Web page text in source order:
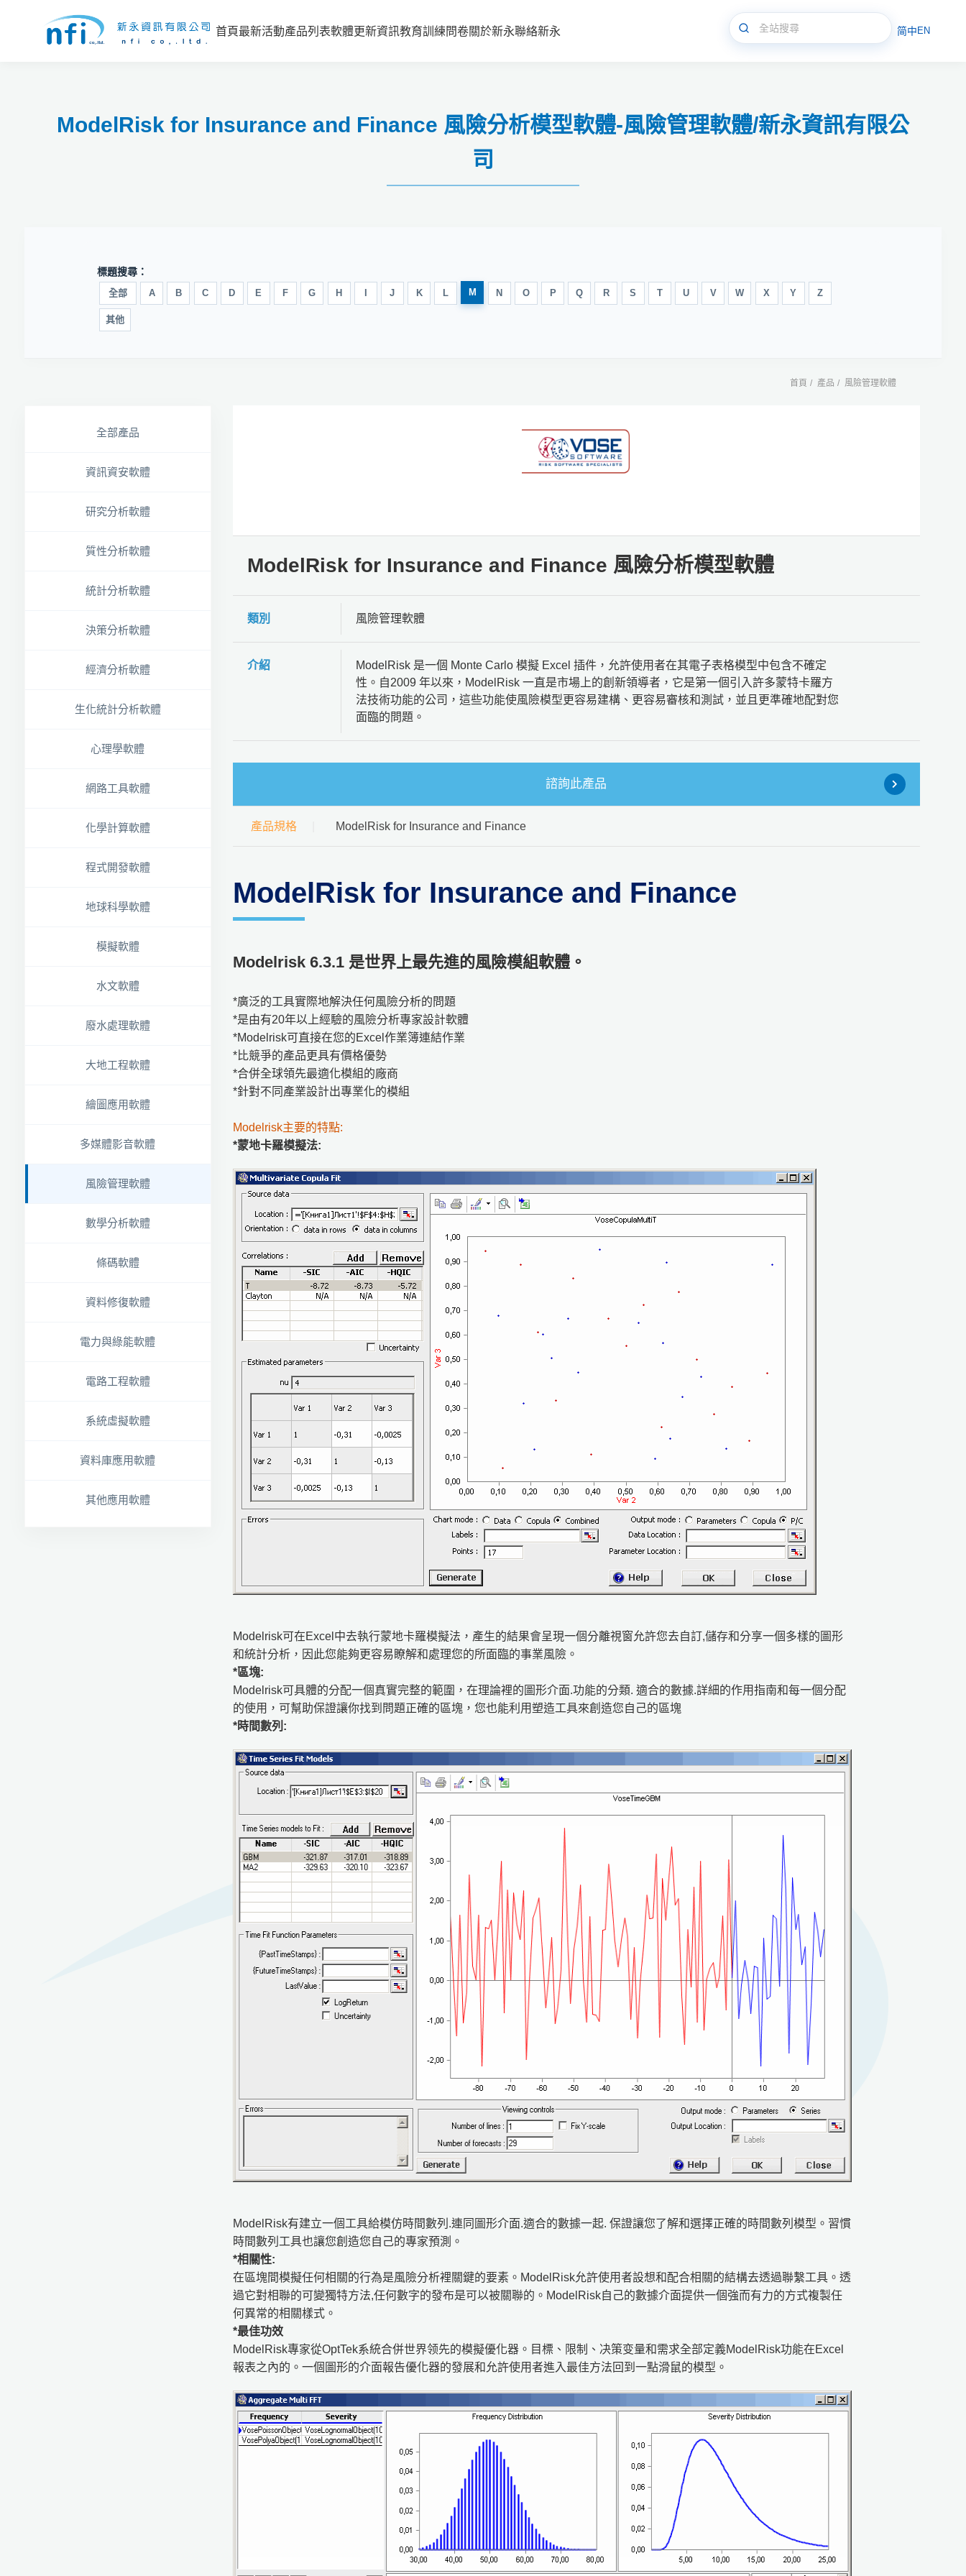
ModelRisk for Insurance and Finance 風險分析模型軟體-風險管理軟體/新永資訊有限公
司
首頁最新活動產品列表軟體更新資訊教育訓練問卷關於新永聯絡新永 简中 EN
標題搜尋：
全部 A B C D E F G H J K L M N O P Q R S T U V W X Y Z
其他
首頁 產品 風險管理軟體
全部產品
資訊資安軟體
研究分析軟體
質性分析軟體
統計分析軟體
決策分析軟體
經濟分析軟體
生化統計分析軟體
心理學軟體
網路工具軟體
化學計算軟體
程式開發軟體
地球科學軟體
模擬軟體
水文軟體
廢水處理軟體
大地工程軟體
繪圖應用軟體
多媒體影音軟體
風險管理軟體
數學分析軟體
條碼軟體
資料修復軟體
電力與綠能軟體
電路工程軟體
系統虛擬軟體
資料庫應用軟體
其他應用軟體
ModelRisk for Insurance and Finance 風險分析模型軟體
類別 風險管理軟體
介紹
ModelRisk 是一個 Monte Carlo 模擬 Excel 插件，允許使用者在其電子表格模型中包含不確定
性。自2009 年以來，ModelRisk 一直是市場上的創新領導者，它是第一個引入許多蒙特卡羅方
法技術功能的公司，這些功能使風險模型更容易建構、更容易審核和測試，並且更準確地配對您
面臨的問題。
諮詢此產品
產品規格 ModelRisk for Insurance and Finance
ModelRisk for Insurance and Finance
Modelrisk 6.3.1 是世界上最先進的風險模組軟體。
*廣泛的工具實際地解決任何風險分析的問題
*是由有20年以上經驗的風險分析專家設計軟體
*Modelrisk可直接在您的Excel作業簿連結作業
*比競爭的產品更具有價格優勢
*合併全球領先最適化模組的廠商
*針對不同產業設計出專業化的模組
Modelrisk主要的特點:
*蒙地卡羅模擬法:
Modelrisk可在Excel中去執行蒙地卡羅模擬法，產生的結果會呈現一個分離視窗允許您去自訂,儲存和分享一個多樣的圖形
和統計分析，因此您能夠更容易瞭解和處理您的所面臨的事業風險。
*區塊:
Modelrisk可具體的分配一個真實完整的範圍，在理論裡的圖形介面.功能的分類. 適合的數據.詳細的作用指南和每一個分配
的使用，可幫助保證讓你找到問題正確的區塊，您也能利用塑造工具來創造您自己的區塊
*時間數列:
ModelRisk有建立一個工具給模仿時間數列.連同圖形介面.適合的數據一起. 保證讓您了解和選擇正確的時間數列模型。習慣
時間數列工具也讓您創造您自己的專家預測。
*相關性:
在區塊間模擬任何相關的行為是風險分析裡關鍵的要素。ModelRisk允許使用者設想和配合相關的結構去透過聯繫工具。透
過它對相聯的可變獨特方法,任何數字的發布是可以被關聯的。ModelRisk自己的數據介面提供一個強而有力的方式複製任
何異常的相關樣式。
*最佳功效
ModelRisk專家從OptTek系統合併世界领先的模擬優化器。目標、限制、决策变量和需求全部定義ModelRisk功能在Excel
報表之內的。一個圖形的介面報告優化器的發展和允許使用者進入最佳方法回到一點滑鼠的模型。